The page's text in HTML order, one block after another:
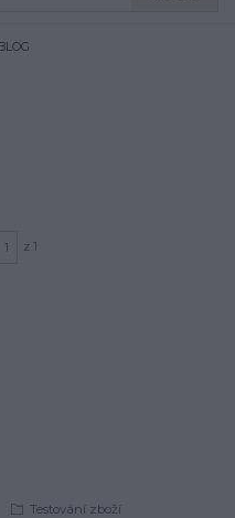
BLOG
z 1
Testování zboží